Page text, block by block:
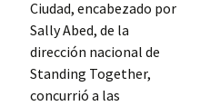
Ciudad, encabezado por
Sally Abed, de la
dirección nacional de
Standing Together,
concurrió a las